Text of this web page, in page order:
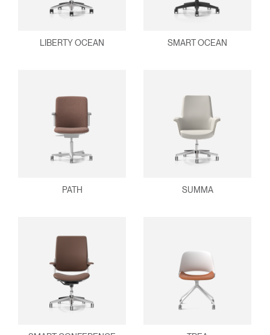
LIBERTY OCEAN SMART OCEAN
PATH SUMMA